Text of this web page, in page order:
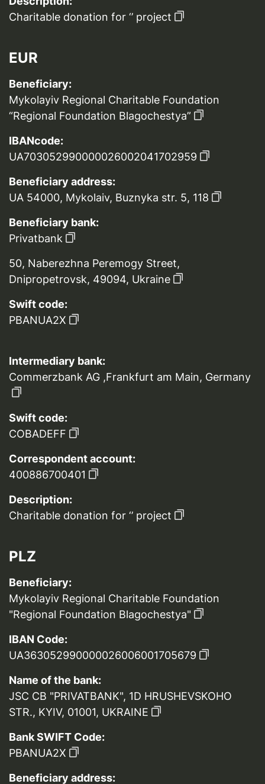
Charitable donation for ‘’ project
EUR
Beneficiary:
Mykolayiv Regional Charitable Foundation
“Regional Foundation Blagochestya”
IBANcode:
UA703052990000026002041702959
Beneficiary address:
UA 54000, Mykolaiv, Buznyka str. 5, 118
Beneficiary bank:
Privatbank
50, Naberezhna Peremogy Street,
Dnipropetrovsk, 49094, Ukraine
Swift code:
PBANUA2X
Intermediary bank:
Commerzbank AG ,Frankfurt am Main, Germany
Swift code:
COBADEFF
Correspondent account:
400886700401
Description:
Charitable donation for ‘’ project
PLZ
Beneficiary:
Mykolayiv Regional Charitable Foundation
"Regional Foundation Blagochestya"
IBAN Code:
UA363052990000026006001705679
Name of the bank:
JSC CB "PRIVATBANK", 1D HRUSHEVSKOHO
STR., KYIV, 01001, UKRAINE
Bank SWIFT Code:
PBANUA2X
Beneficiary address: